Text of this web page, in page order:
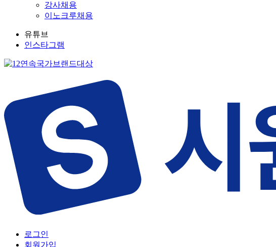
강사채용
이노크루채용
유튜브
인스타그램
로그인
회원가입